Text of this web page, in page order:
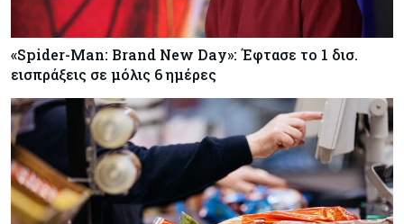
«Spider-Man: Brand New Day»: Έφτασε το 1 δισ.
εισπράξεις σε μόλις 6 ημέρες